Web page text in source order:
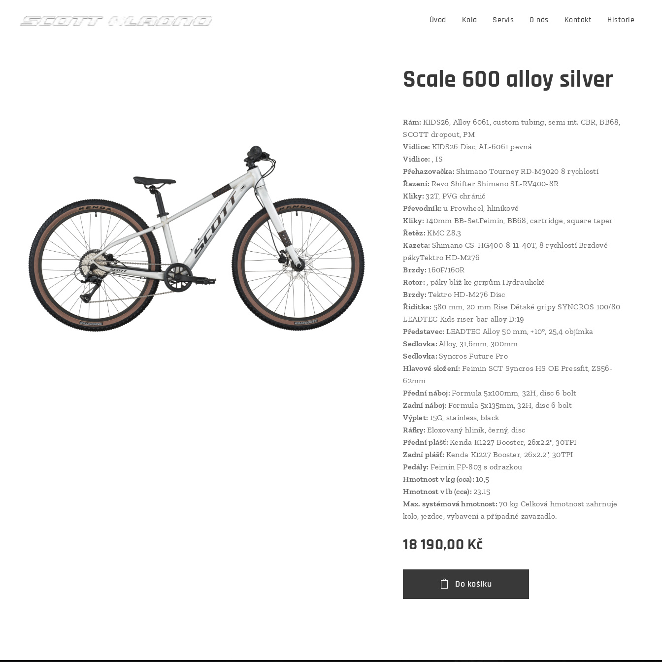
Úvod Kola Servis O nás Kontakt Historie
Scale 600 alloy silver
Rám: KIDS26, Alloy 6061, custom tubing, semi int. CBR, BB68,
SCOTT dropout, PM
Vidlice: KIDS26 Disc, AL-6061 pevná
Vidlice: , IS
Přehazovačka: Shimano Tourney RD-M3020 8 rychlostí
Řazení: Revo Shifter Shimano SL-RV400-8R
Kliky: 32T, PVG chránič
Převodník:u Prowheel, hliníkové
Kliky:140mm BB-SetFeimin, BB68, cartridge, square taper
Řetěz:KMC Z8.3
Kazeta: Shimano CS-HG400-8 11-40T, 8 rychlostí Brzdové
pákyTektro HD-M276
Brzdy:160F/160R
Rotor: , páky blíž ke gripům Hydraulické
Brzdy:Tektro HD-M276 Disc
Řidítka: 580 mm, 20 mm Rise Dětské gripy SYNCROS 100/80
LEADTEC Kids riser bar alloy D:19
Představec: LEADTEC Alloy 50 mm, +10°, 25,4 objímka
Sedlovka:Alloy, 31,6mm, 300mm
Sedlovka: Syncros Future Pro
Hlavové složení: Feimin SCT Syncros HS OE Pressfit, ZS56-
62mm
Přední náboj:Formula 5x100mm, 32H, disc 6 bolt
Zadní náboj: Formula 5x135mm, 32H, disc 6 bolt
Výplet: 15G, stainless, black
Ráfky:Eloxovaný hliník, černý, disc
Přední plášť:Kenda K1227 Booster, 26x2.2", 30TPI
Zadní plášť: Kenda K1227 Booster, 26x2.2", 30TPI
Pedály: Feimin FP-803 s odrazkou
Hmotnost v kg (cca):10,5
Hmotnost v lb (cca):23.15
Max. systémová hmotnost:70 kg Celková hmotnost zahrnuje
kolo, jezdce, vybavení a případné zavazadlo.
18 190,00 Kč
Do košíku